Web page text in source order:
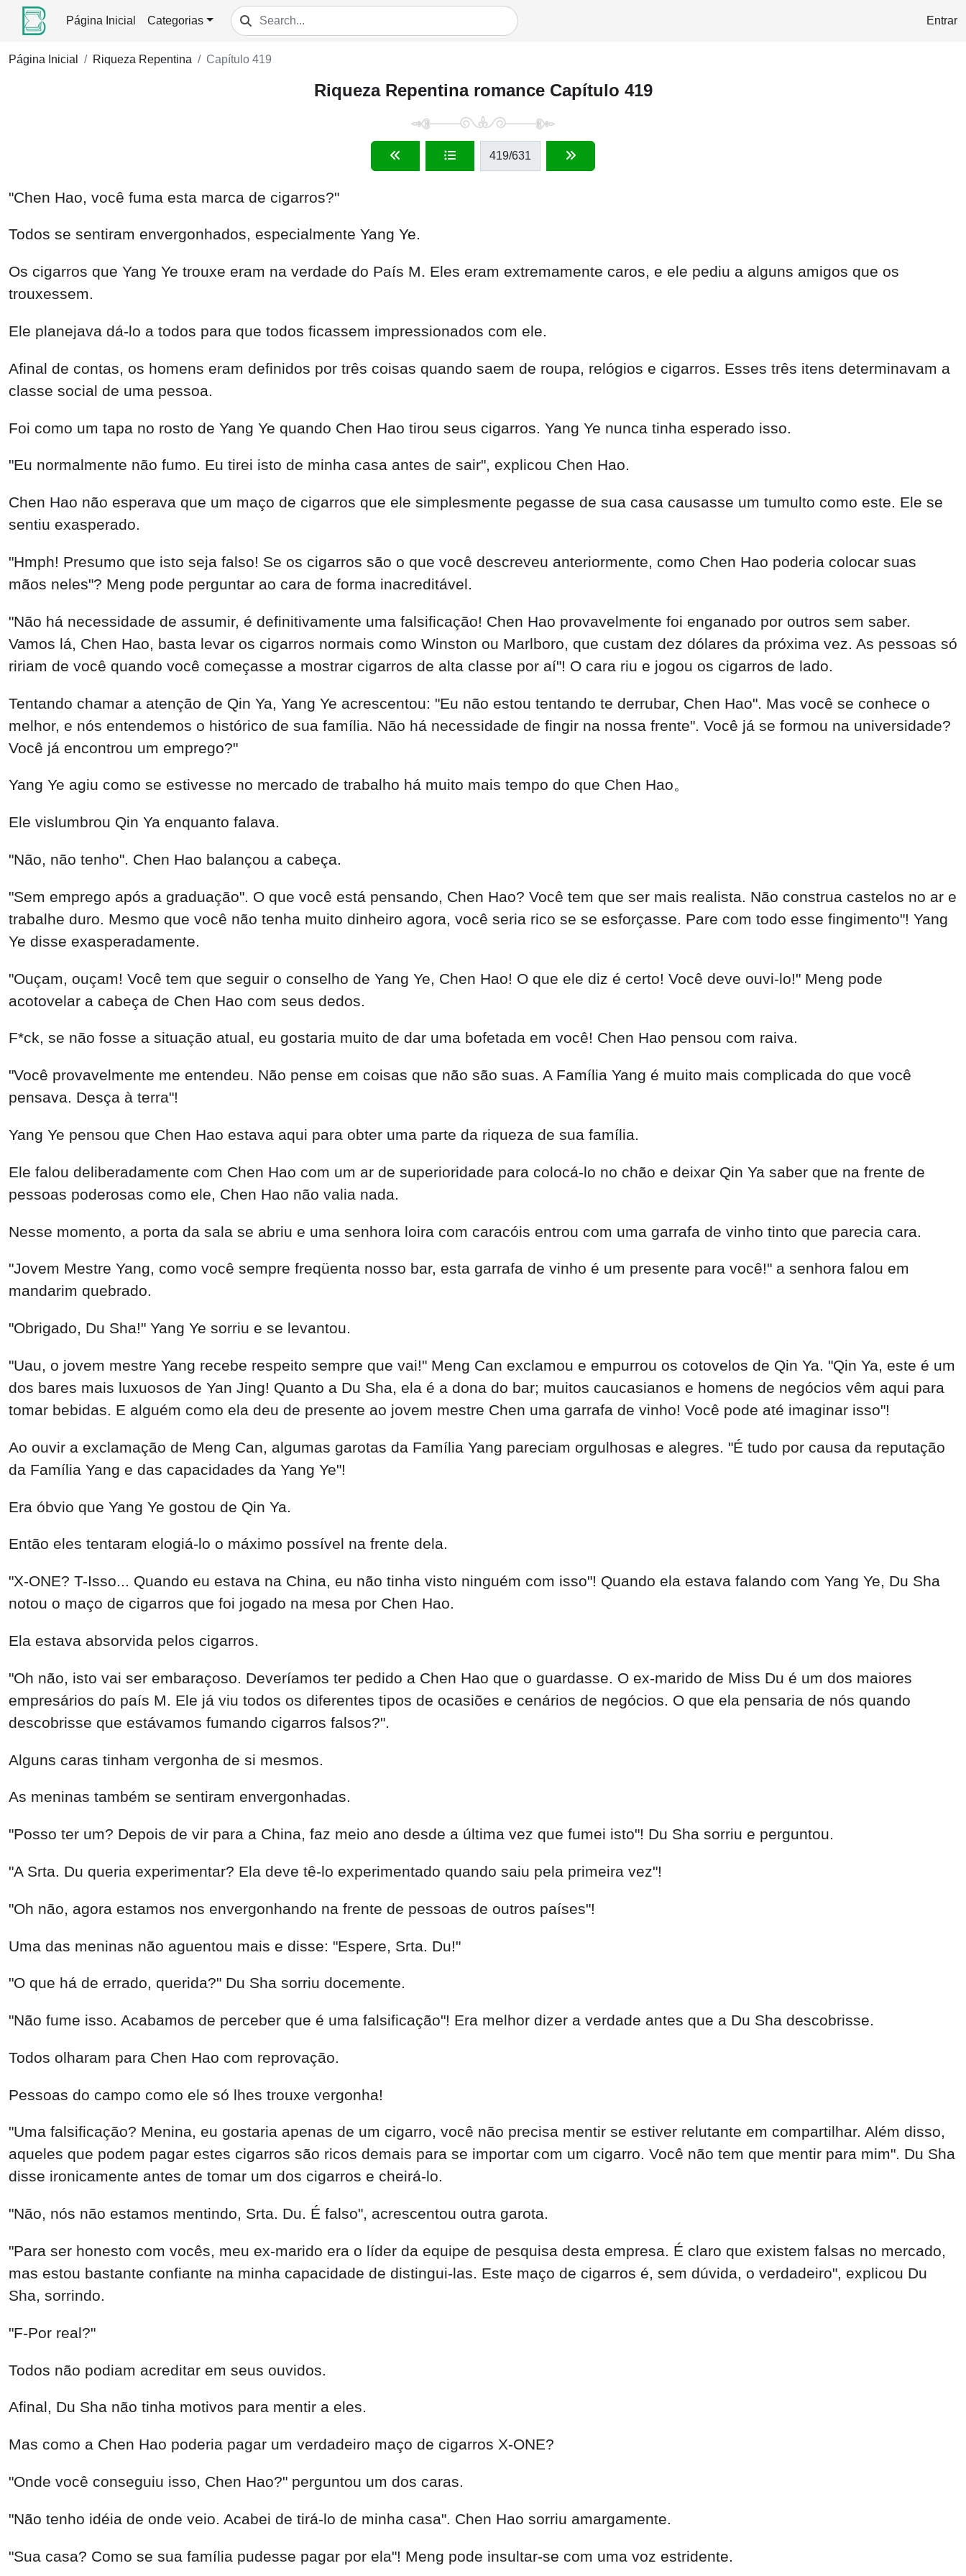
Página Inicial Categorias Entrar
Página Inicial Riqueza Repentina Capítulo 419
Riqueza Repentina romance Capítulo 419
419/631
"Chen Hao, você fuma esta marca de cigarros?"
Todos se sentiram envergonhados, especialmente Yang Ye.
Os cigarros que Yang Ye trouxe eram na verdade do País M. Eles eram extremamente caros, e ele pediu a alguns amigos que os
trouxessem.
Ele planejava dá-lo a todos para que todos ficassem impressionados com ele.
Afinal de contas, os homens eram definidos por três coisas quando saem de roupa, relógios e cigarros. Esses três itens determinavam a
classe social de uma pessoa.
Foi como um tapa no rosto de Yang Ye quando Chen Hao tirou seus cigarros. Yang Ye nunca tinha esperado isso.
"Eu normalmente não fumo. Eu tirei isto de minha casa antes de sair", explicou Chen Hao.
Chen Hao não esperava que um maço de cigarros que ele simplesmente pegasse de sua casa causasse um tumulto como este. Ele se
sentiu exasperado.
"Hmph! Presumo que isto seja falso! Se os cigarros são o que você descreveu anteriormente, como Chen Hao poderia colocar suas
mãos neles"? Meng pode perguntar ao cara de forma inacreditável.
"Não há necessidade de assumir, é definitivamente uma falsificação! Chen Hao provavelmente foi enganado por outros sem saber.
Vamos lá, Chen Hao, basta levar os cigarros normais como Winston ou Marlboro, que custam dez dólares da próxima vez. As pessoas só
ririam de você quando você começasse a mostrar cigarros de alta classe por aí"! O cara riu e jogou os cigarros de lado.
Tentando chamar a atenção de Qin Ya, Yang Ye acrescentou: "Eu não estou tentando te derrubar, Chen Hao". Mas você se conhece o
melhor, e nós entendemos o histórico de sua família. Não há necessidade de fingir na nossa frente". Você já se formou na universidade?
Você já encontrou um emprego?"
Yang Ye agiu como se estivesse no mercado de trabalho há muito mais tempo do que Chen Hao。
Ele vislumbrou Qin Ya enquanto falava.
"Não, não tenho". Chen Hao balançou a cabeça.
"Sem emprego após a graduação". O que você está pensando, Chen Hao? Você tem que ser mais realista. Não construa castelos no ar e
trabalhe duro. Mesmo que você não tenha muito dinheiro agora, você seria rico se se esforçasse. Pare com todo esse fingimento"! Yang
Ye disse exasperadamente.
"Ouçam, ouçam! Você tem que seguir o conselho de Yang Ye, Chen Hao! O que ele diz é certo! Você deve ouvi-lo!" Meng pode
acotovelar a cabeça de Chen Hao com seus dedos.
F*ck, se não fosse a situação atual, eu gostaria muito de dar uma bofetada em você! Chen Hao pensou com raiva.
"Você provavelmente me entendeu. Não pense em coisas que não são suas. A Família Yang é muito mais complicada do que você
pensava. Desça à terra"!
Yang Ye pensou que Chen Hao estava aqui para obter uma parte da riqueza de sua família.
Ele falou deliberadamente com Chen Hao com um ar de superioridade para colocá-lo no chão e deixar Qin Ya saber que na frente de
pessoas poderosas como ele, Chen Hao não valia nada.
Nesse momento, a porta da sala se abriu e uma senhora loira com caracóis entrou com uma garrafa de vinho tinto que parecia cara.
"Jovem Mestre Yang, como você sempre freqüenta nosso bar, esta garrafa de vinho é um presente para você!" a senhora falou em
mandarim quebrado.
"Obrigado, Du Sha!" Yang Ye sorriu e se levantou.
"Uau, o jovem mestre Yang recebe respeito sempre que vai!" Meng Can exclamou e empurrou os cotovelos de Qin Ya. "Qin Ya, este é um
dos bares mais luxuosos de Yan Jing! Quanto a Du Sha, ela é a dona do bar; muitos caucasianos e homens de negócios vêm aqui para
tomar bebidas. E alguém como ela deu de presente ao jovem mestre Chen uma garrafa de vinho! Você pode até imaginar isso"!
Ao ouvir a exclamação de Meng Can, algumas garotas da Família Yang pareciam orgulhosas e alegres. "É tudo por causa da reputação
da Família Yang e das capacidades da Yang Ye"!
Era óbvio que Yang Ye gostou de Qin Ya.
Então eles tentaram elogiá-lo o máximo possível na frente dela.
"Não, nós não estamos mentindo, Srta. Du. É falso", acrescentou outra garota.
"Para ser honesto com vocês, meu ex-marido era o líder da equipe de pesquisa desta empresa. É claro que existem falsas no mercado,
mas estou bastante confiante na minha capacidade de distingui-las. Este maço de cigarros é, sem dúvida, o verdadeiro", explicou Du
Sha, sorrindo.
"F-Por real?"
Todos não podiam acreditar em seus ouvidos.
Afinal, Du Sha não tinha motivos para mentir a eles.
Mas como a Chen Hao poderia pagar um verdadeiro maço de cigarros X-ONE?
"Onde você conseguiu isso, Chen Hao?" perguntou um dos caras.
"Não tenho idéia de onde veio. Acabei de tirá-lo de minha casa". Chen Hao sorriu amargamente.
"Sua casa? Como se sua família pudesse pagar por ela"! Meng pode insultar-se com uma voz estridente.